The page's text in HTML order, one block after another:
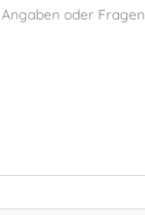
oder Fragen